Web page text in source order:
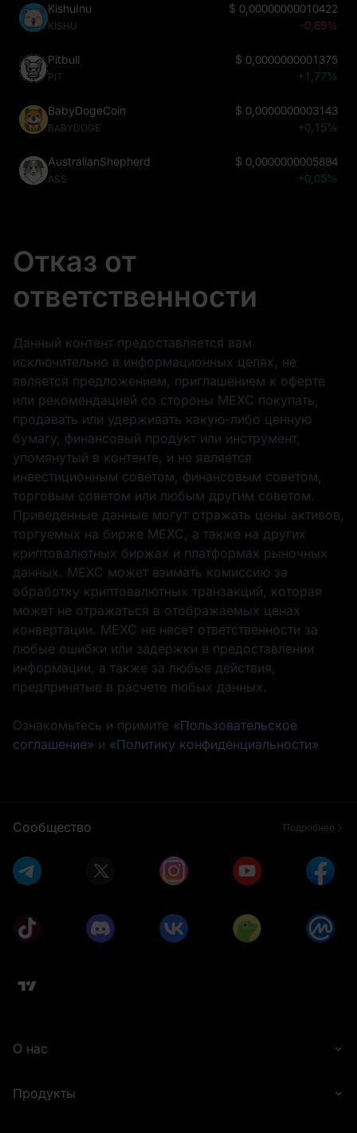
KishuInu
KISHU
$ 0,00000000010422
-0,69%
Pitbull
PIT
$ 0,0000000001375
+1,77%
BabyDogeCoin
BABYDOGE
$ 0,0000000003143
+0,15%
AustralianShepherd
ASS
$ 0,0000000005894
+0,05%
Отказ от
ответственности
Данный контент предоставляется вам
исключительно в информационных целях, не
является предложением, приглашением к оферте
или рекомендацией со стороны MEXC покупать,
продавать или удерживать какую-либо ценную
бумагу, финансовый продукт или инструмент,
упомянутый в контенте, и не является
инвестиционным советом, финансовым советом,
торговым советом или любым другим советом.
Приведенные данные могут отражать цены активов,
торгуемых на бирже MEXC, а также на других
криптовалютных биржах и платформах рыночных
данных. MEXC может взимать комиссию за
обработку криптовалютных транзакций, которая
может не отражаться в отображаемых ценах
конвертации. MEXC не несет ответственности за
любые ошибки или задержки в предоставлении
информации, а также за любые действия,
предпринятые в расчете любых данных.
Ознакомьтесь и примите «Пользовательское
соглашение» и «Политику конфиденциальности»
Сообщество Подробнее
О нас
Продукты